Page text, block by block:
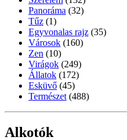
Panoráma (32)
Tűz (1)
Egyvonalas rajz (35)
Városok (160)
Zen (10)
Virágok (249)
Állatok (172)
Esküvő (45)
Természet (488)
Alkotók